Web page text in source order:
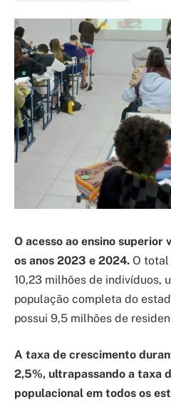
O acesso ao ensino
os anos 2023 e 2024. O total
10,23 milhões de indivíduos,
população completa do
possui 9,5 milhões de
A taxa de crescimento
2,5%, ultrapassando a taxa
populacional em todos os